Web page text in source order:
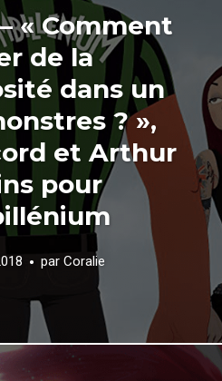
« Comment
de la
dans un
? »,
et Arthur
pour
par Coralie